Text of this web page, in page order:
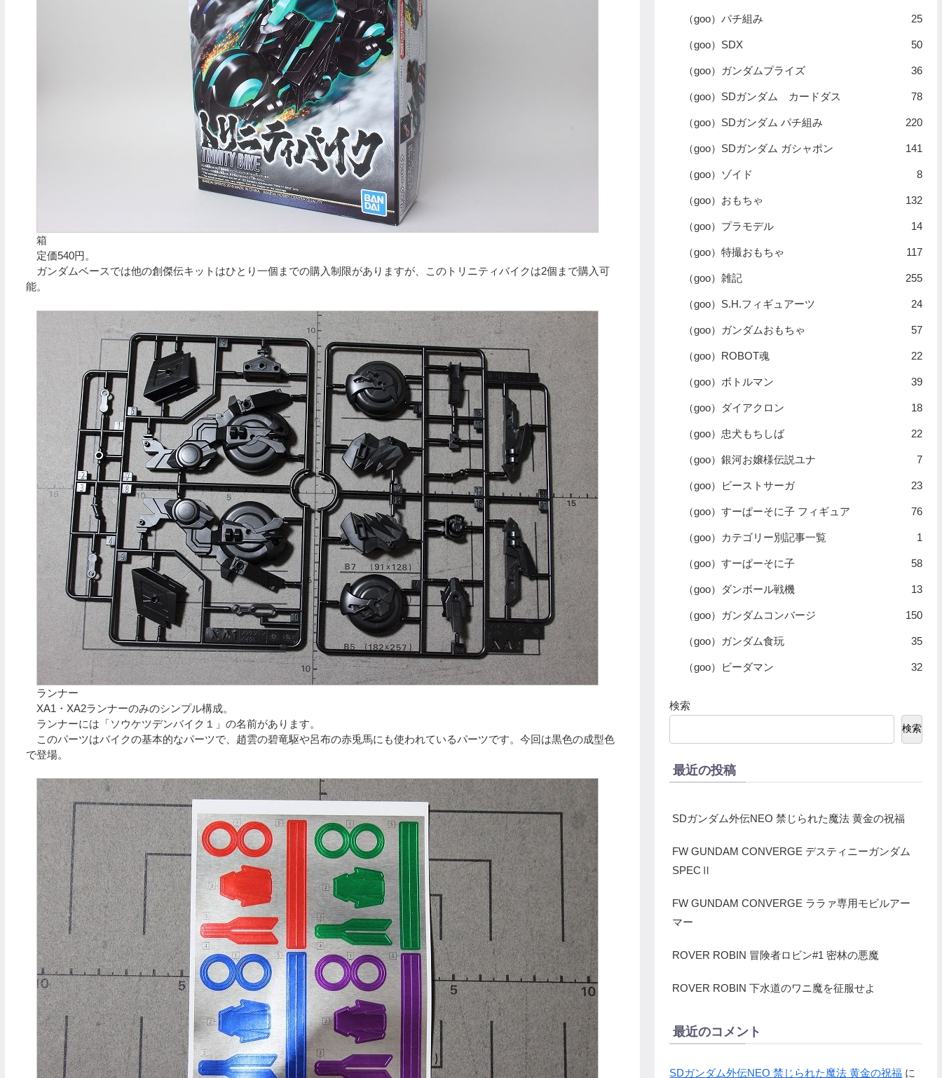
箱
定価540円。
ガンダムベースでは他の創傑伝キットはひとり一個までの購入制限がありますが、このトリニティバイクは2個まで購入可
能。
ランナー
XA1・XA2ランナーのみのシンプル構成。
ランナーには「ソウケツデンバイク１」の名前があります。
このパーツはバイクの基本的なパーツで、趙雲の碧竜駆や呂布の赤兎馬にも使われているパーツです。今回は黒色の成型色
で登場。
（goo）パチ組み 25
（goo）SDX 50
（goo）ガンダムプライズ 36
（goo）SDガンダム カードダス 78
（goo）SDガンダム パチ組み 220
（goo）SDガンダム ガシャポン 141
（goo）ゾイド 8
（goo）おもちゃ 132
（goo）プラモデル 14
（goo）特撮おもちゃ 117
（goo）雑記 255
（goo）S.H.フィギュアーツ 24
（goo）ガンダムおもちゃ 57
（goo）ROBOT魂 22
（goo）ボトルマン 39
（goo）ダイアクロン 18
（goo）忠犬もちしば 22
（goo）銀河お嬢様伝説ユナ 7
（goo）ビーストサーガ 23
（goo）すーぱーそに子 フィギュア 76
（goo）カテゴリー別記事一覧 1
（goo）すーぱーそに子 58
（goo）ダンボール戦機 13
（goo）ガンダムコンバージ 150
（goo）ガンダム食玩 35
（goo）ビーダマン 32
検索
検索
最近の投稿
SDガンダム外伝NEO 禁じられた魔法 黄金の祝福
FW GUNDAM CONVERGE デスティニーガンダム
SPECⅡ
FW GUNDAM CONVERGE ララァ専用モビルアー
マー
ROVER ROBIN 冒険者ロビン#1 密林の悪魔
ROVER ROBIN 下水道のワニ魔を征服せよ
最近のコメント
SDガンダム外伝NEO 禁じられた魔法 黄金の祝福 に